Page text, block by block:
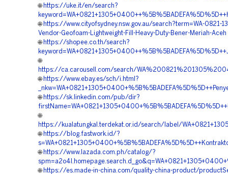
🌐 https://uke.it/en/search?
🌐 https://www.cityofsydney.nsw.gov.au/search?term=WA-0821-
Vendor-Geofoam-Lightweight-Fill-Heavy-Duty-Bener-Meriah-Aceh
🌐 https://shopee.co.th/search?
🌐
https://ca.carousell.com/search/
🌐 https://www.ebay.es/sch/i.html?
🌐 https://sk.linkedin.com/pub/dir?
🌐
https://kualatungkal.terdekat.or.id/search/label/
🌐 https://blog.fastwork.id/?
🌐 https://www.lazada.com.ph/catalog/?
🌐 https://es.made-in-china.com/quality-china-product/